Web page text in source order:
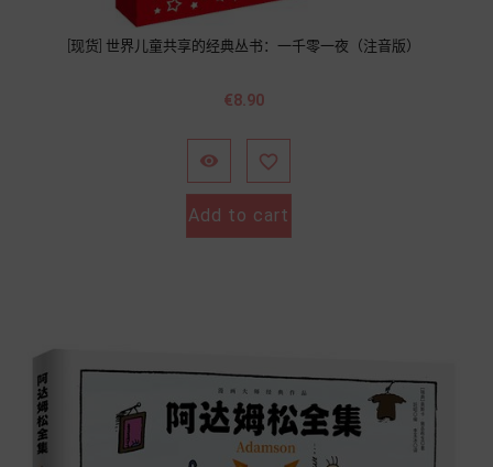
[现货] 世界儿童共享的经典丛书：一千零一夜（注音版）
價
€8.90
 
Add to cart